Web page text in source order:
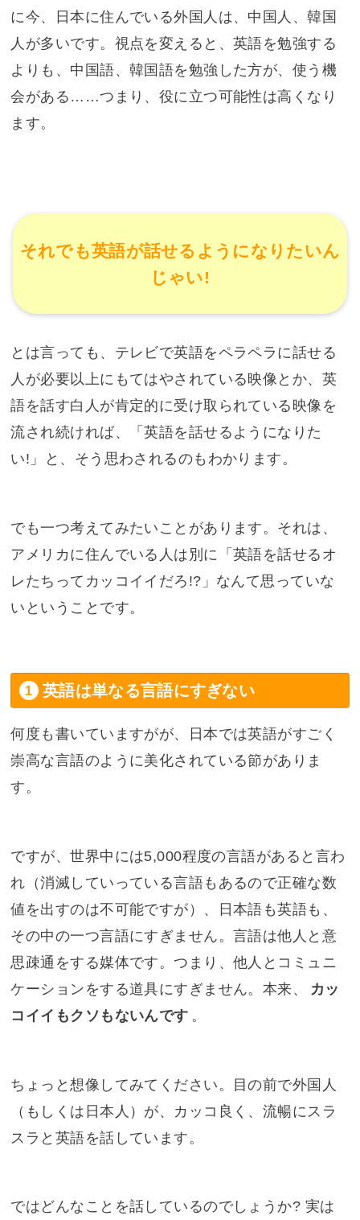
に今、日本に住んでいる外国人は、中国人、韓国
人が多いです。視点を変えると、英語を勉強する
よりも、中国語、韓国語を勉強した方が、使う機
会がある……つまり、役に立つ可能性は高くなり
ます。
それでも英語が話せるようになりたいん
じゃい!
とは言っても、テレビで英語をペラペラに話せる
人が必要以上にもてはやされている映像とか、英
語を話す白人が肯定的に受け取られている映像を
流され続ければ、「英語を話せるようになりた
い!」と、そう思わされるのもわかります。
でも一つ考えてみたいことがあります。それは、
アメリカに住んでいる人は別に「英語を話せるオ
レたちってカッコイイだろ!?」なんて思っていな
いということです。
英語は単なる言語にすぎない
何度も書いていますがが、日本では英語がすごく
崇高な言語のように美化されている節がありま
す。
ですが、世界中には5,000程度の言語があると言わ
れ（消滅していっている言語もあるので正確な数
値を出すのは不可能ですが）、日本語も英語も、
その中の一つ言語にすぎません。言語は他人と意
思疎通をする媒体です。つまり、他人とコミュニ
ケーションをする道具にすぎません。本来、
カッ
コイイもクソもないんです 。
ちょっと想像してみてください。目の前で外国人
（もしくは日本人）が、カッコ良く、流暢にスラ
スラと英語を話しています。
ではどんなことを話しているのでしょうか? 実は